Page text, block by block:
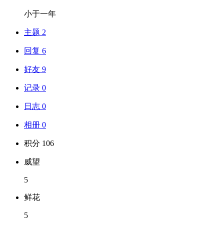
小于一年
主题 2
回复 6
好友 9
记录 0
日志 0
相册 0
积分 106
威望
5
鲜花
5